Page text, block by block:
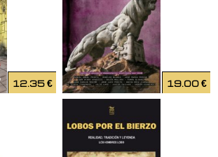
12.35 € 19.00 €